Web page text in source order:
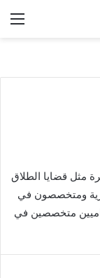
مثل قضايا الطلاق
ومتخصصون في
متخصصين في